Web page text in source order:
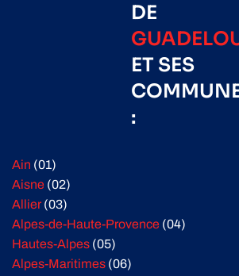
DE
ET SES
:
Ain (01)
Aisne (02)
Allier(03)
Alpes-de-Haute-Provence (04)
Hautes-Alpes (05)
Alpes-Maritimes (06)